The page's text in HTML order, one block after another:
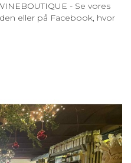
- Se vores
eller på Facebook, hvor